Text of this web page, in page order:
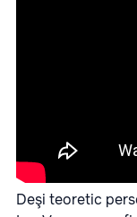
Deşi teoretic